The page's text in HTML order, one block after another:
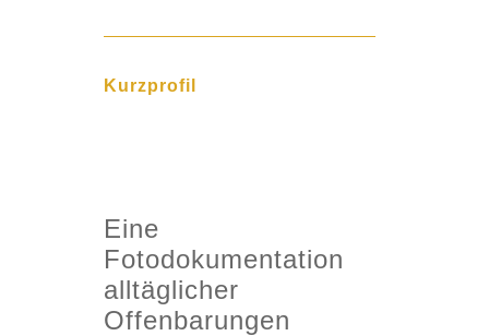
Kurzprofil
Eine
Fotodokumentation
alltäglicher
Offenbarungen